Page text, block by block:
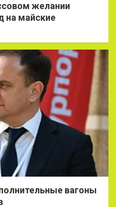
желании
на майские
вагоны